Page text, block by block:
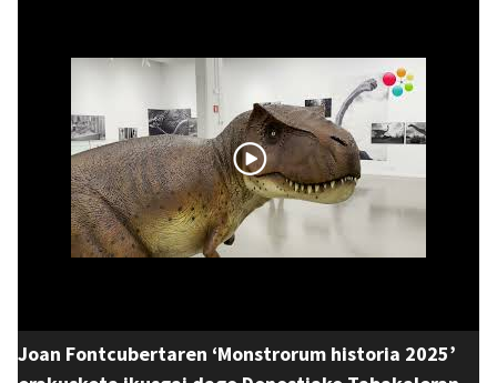
Joan Fontcubertaren ‘Monstrorum historia 2025’